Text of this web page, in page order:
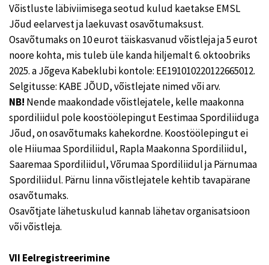
Võistluste läbiviimisega seotud kulud kaetakse EMSL
Jõud eelarvest ja laekuvast osavõtumaksust.
Osavõtumaks on 10 eurot täiskasvanud võistleja ja 5 eurot
noore kohta, mis tuleb üle kanda hiljemalt 6. oktoobriks
2025. a Jõgeva Kabeklubi kontole: EE191010220122665012.
Selgitusse: KABE JÕUD, võistlejate nimed või arv.
NB! Nende maakondade võistlejatele, kelle maakonna
spordiliidul pole koostöölepingut Eestimaa Spordiliiduga
Jõud, on osavõtumaks kahekordne. Koostöölepingut ei
ole Hiiumaa Spordiliidul, Rapla Maakonna Spordiliidul,
Saaremaa Spordiliidul, Võrumaa Spordiliidul ja Pärnumaa
Spordiliidul. Pärnu linna võistlejatele kehtib tavapärane
osavõtumaks.
Osavõtjate lähetuskulud kannab lähetav organisatsioon
või võistleja.
VII Eelregistreerimine